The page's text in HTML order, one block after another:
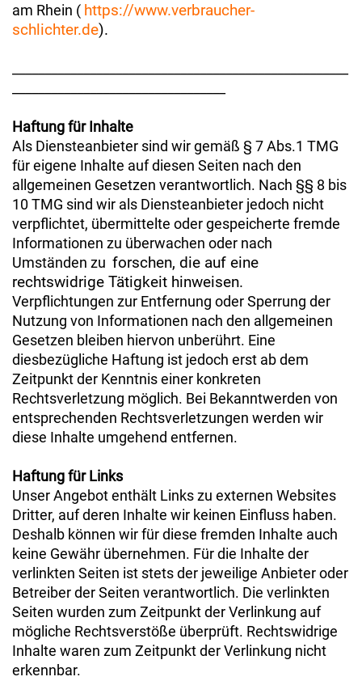
am Rhein ( https://www.verbraucher-
schlichter.de).
Haftung für Inhalte
Als Diensteanbieter sind wir gemäß § 7 Abs.1 TMG
für eigene Inhalte auf diesen Seiten nach den
allgemeinen Gesetzen verantwortlich. Nach §§ 8 bis
10 TMG sind wir als Diensteanbieter jedoch nicht
verpflichtet, übermittelte oder gespeicherte fremde
Informationen zu überwachen oder nach
Umständen zu forschen, die auf eine
rechtswidrige Tätigkeit hinweisen.
Verpflichtungen zur Entfernung oder Sperrung der
Nutzung von Informationen nach den allgemeinen
Gesetzen bleiben hiervon unberührt. Eine
diesbezügliche Haftung ist jedoch erst ab dem
Zeitpunkt der Kenntnis einer konkreten
Rechtsverletzung möglich. Bei Bekanntwerden von
entsprechenden Rechtsverletzungen werden wir
diese Inhalte umgehend entfernen.
Haftung für Links
Unser Angebot enthält Links zu externen Websites
Dritter, auf deren Inhalte wir keinen Einfluss haben.
Deshalb können wir für diese fremden Inhalte auch
keine Gewähr übernehmen. Für die Inhalte der
verlinkten Seiten ist stets der jeweilige Anbieter oder
Betreiber der Seiten verantwortlich. Die verlinkten
Seiten wurden zum Zeitpunkt der Verlinkung auf
mögliche Rechtsverstöße überprüft. Rechtswidrige
Inhalte waren zum Zeitpunkt der Verlinkung nicht
erkennbar.